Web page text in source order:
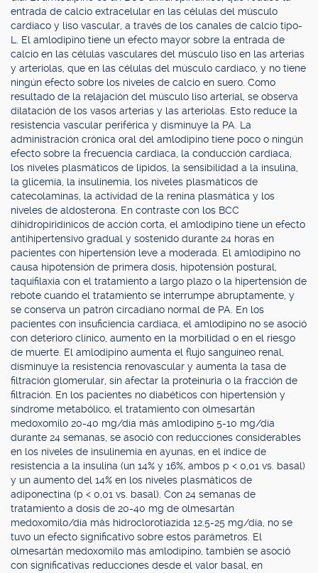
entrada de calcio extracelular en las células del músculo
cardiaco y liso vascular, a través de los canales de calcio tipo-
L. El amlodipino tiene un efecto mayor sobre la entrada de
calcio en las células vasculares del músculo liso en las arterias
y arteriolas, que en las células del músculo cardiaco, y no tiene
ningún efecto sobre los niveles de calcio en suero. Como
resultado de la relajación del músculo liso arterial, se observa
dilatación de los vasos arterias y las arteriolas. Esto reduce la
resistencia vascular periférica y disminuye la PA. La
administración crónica oral del amlodipino tiene poco o ningún
efecto sobre la frecuencia cardiaca, la conducción cardiaca,
los niveles plasmáticos de lípidos, la sensibilidad a la insulina,
la glicemia, la insulinemia, los niveles plasmáticos de
catecolaminas, la actividad de la renina plasmática y los
niveles de aldosterona. En contraste con los BCC
dihidropiridínicos de acción corta, el amlodipino tiene un efecto
antihipertensivo gradual y sostenido durante 24 horas en
pacientes con hipertensión leve a moderada. El amlodipino no
causa hipotensión de primera dosis, hipotensión postural,
taquifilaxia con el tratamiento a largo plazo o la hipertensión de
rebote cuando el tratamiento se interrumpe abruptamente, y
se conserva un patrón circadiano normal de PA. En los
pacientes con insuficiencia cardiaca, el amlodipino no se asoció
con deterioro clínico, aumento en la morbilidad o en el riesgo
de muerte. El amlodipino aumenta el flujo sanguíneo renal,
disminuye la resistencia renovascular y aumenta la tasa de
filtración glomerular, sin afectar la proteinuria o la fracción de
filtración. En los pacientes no diabéticos con hipertensión y
síndrome metabólico, el tratamiento con olmesartán
medoxomilo 20-40 mg/día más amlodipino 5-10 mg/día
durante 24 semanas, se asoció con reducciones considerables
en los niveles de insulinemia en ayunas, en el índice de
resistencia a la insulina (un 14% y 16%, ambos p < 0,01 vs. basal)
y un aumento del 14% en los niveles plasmáticos de
adiponectina (p < 0,01 vs. basal). Con 24 semanas de
tratamiento a dosis de 20-40 mg de olmesartán
medoxomilo/día más hidroclorotiazida 12.5-25 mg/día, no se
tuvo un efecto significativo sobre estos parámetros. El
olmesartán medoxomilo más amlodipino, también se asoció
con significativas reducciones desde el valor basal, en